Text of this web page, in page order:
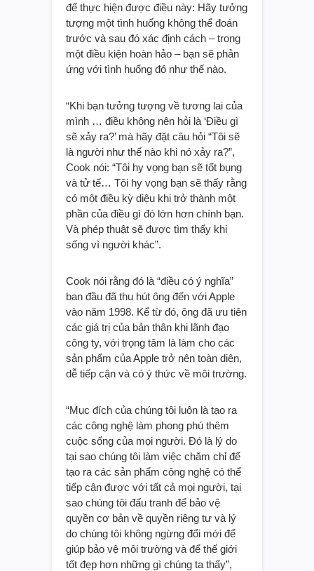
để thực hiện được điều này: Hãy tưởng
tượng một tình huống không thể đoán
trước và sau đó xác định cách – trong
một điều kiện hoàn hảo – bạn sẽ phản
ứng với tình huống đó như thế nào.
“Khi bạn tưởng tượng về tương lai của
mình … điều không nên hỏi là ‘Điều gì
sẽ xảy ra?’ mà hãy đặt câu hỏi “Tôi sẽ
là người như thế nào khi nó xảy ra?”,
Cook nói: “Tôi hy vọng bạn sẽ tốt bụng
và tử tế… Tôi hy vọng bạn sẽ thấy rằng
có một điều kỳ diệu khi trở thành một
phần của điều gì đó lớn hơn chính bạn.
Và phép thuật sẽ được tìm thấy khi
sống vì người khác”.
Cook nói rằng đó là “điều có ý nghĩa”
ban đầu đã thu hút ông đến với Apple
vào năm 1998. Kể từ đó, ông đã ưu tiên
các giá trị của bản thân khi lãnh đạo
công ty, với trọng tâm là làm cho các
sản phẩm của Apple trở nên toàn diện,
dễ tiếp cận và có ý thức về môi trường.
“Mục đích của chúng tôi luôn là tạo ra
các công nghệ làm phong phú thêm
cuộc sống của mọi người. Đó là lý do
tại sao chúng tôi làm việc chăm chỉ để
tạo ra các sản phẩm công nghệ có thể
tiếp cận được với tất cả mọi người, tại
sao chúng tôi đấu tranh để bảo vệ
quyền cơ bản về quyền riêng tư và lý
do chúng tôi không ngừng đổi mới để
giúp bảo vệ môi trường và để thế giới
tốt đẹp hơn những gì chúng ta thấy”,